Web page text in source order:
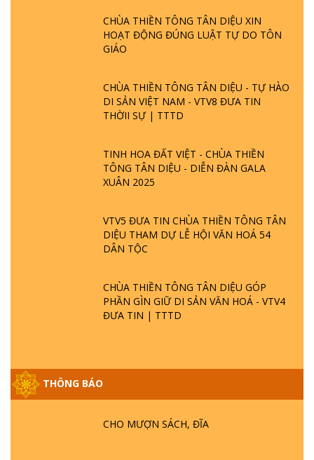
CHÙA THIỀN TÔNG TÂN DIỆU XIN
HOẠT ĐỘNG ĐÚNG LUẬT TỰ DO TÔN
GIÁO
CHÙA THIỀN TÔNG TÂN DIỆU - TỰ HÀO
DI SẢN VIỆT NAM - VTV8 ĐƯA TIN
THỜII SỰ | TTTD
TINH HOA ĐẤT VIỆT - CHÙA THIỀN
TÔNG TÂN DIỆU - DIỄN ĐÀN GALA
XUÂN 2025
VTV5 ĐƯA TIN CHÙA THIỀN TÔNG TÂN
DIỆU THAM DỰ LỄ HỘI VĂN HOÁ 54
DÂN TỘC
CHÙA THIỀN TÔNG TÂN DIỆU GÓP
PHẦN GÌN GIỮ DI SẢN VĂN HOÁ - VTV4
ĐƯA TIN | TTTD
THÔNG BÁO
CHO MƯỢN SÁCH, ĐĨA
GIẢI ĐÁP ĐẶC BIỆT P25 - SUỐT 49 NĂM
PHẬT KHÔNG NÓI? HỘI LONG HOA LÀ